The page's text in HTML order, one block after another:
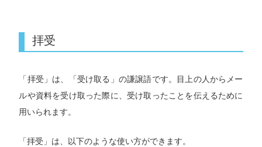
拝受
「拝受」は、「受け取る」の謙譲語です。目上の人からメー
ルや資料を受け取った際に、受け取ったことを伝えるために
用いられます。
「拝受」は、以下のような使い方ができます。